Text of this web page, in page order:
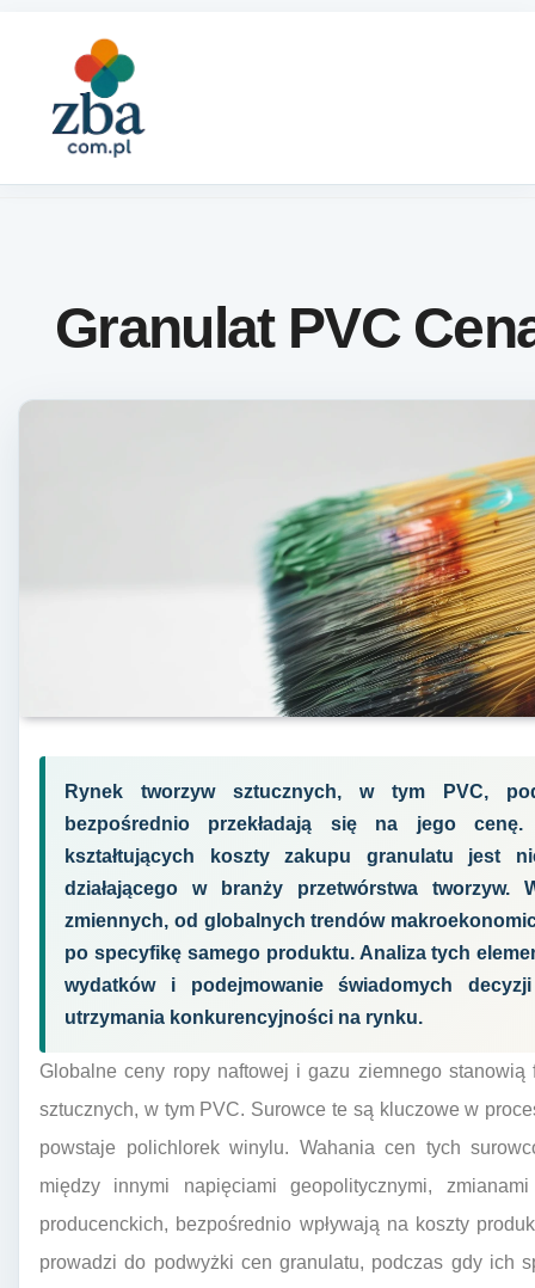
Granulat PVC
Rynek tworzyw sztucznych, w tym PVC,
bezpośrednio przekładają się na jego cenę.
kształtujących koszty zakupu granulatu jest
działającego w branży przetwórstwa tworzyw.
zmiennych, od globalnych trendów
po specyfikę samego produktu. Analiza tych
wydatków i podejmowanie świadomych
utrzymania konkurencyjności na rynku.
Globalne ceny ropy naftowej i gazu ziemnego
sztucznych, w tym PVC. Surowce te są kluczowe w
powstaje polichlorek winylu. Wahania cen tych
między innymi napięciami geopolitycznymi,
producenckich, bezpośrednio wpływają na koszty
prowadzi do podwyżki cen granulatu, podczas gdy ich